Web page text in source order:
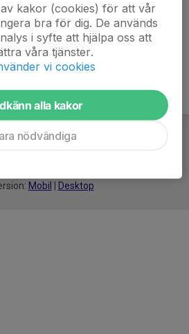
Mobil Desktop
kakor (cookies) för att vår
bra för dig. De används
i syfte att hjälpa oss att
våra tjänster.
vi cookies
alla kakor
nödvändiga